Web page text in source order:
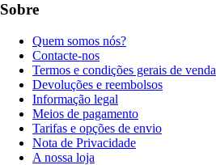
Sobre
Quem somos nós?
Contacte-nos
Termos e condições gerais de venda
Devoluções e reembolsos
Informação legal
Meios de pagamento
Tarifas e opções de envio
Nota de Privacidade
A nossa loja